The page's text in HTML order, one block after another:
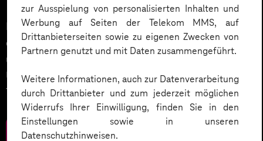
zur Ausspielung von personalisierten Inhalten und
Werbung auf Seiten der Telekom MMS, auf
Drittanbieterseiten sowie zu eigenen Zwecken von
Partnern genutzt und mit Daten zusammengeführt.
Weitere Informationen, auch zur Datenverarbeitung
durch Drittanbieter und zum jederzeit möglichen
Widerrufs Ihrer Einwilligung, finden Sie in den
Einstellungen sowie in unseren
Datenschutzhinweisen.
KI wird der nächste große Treiber in der Digitalisierung
des Kundenservices sein. Wie wird dies umgesetzt
und welche weiteren Smart Services setzen
Unternehmen ein? Werfen Sie einen Blick in unser
Trendbook.
Zum Download